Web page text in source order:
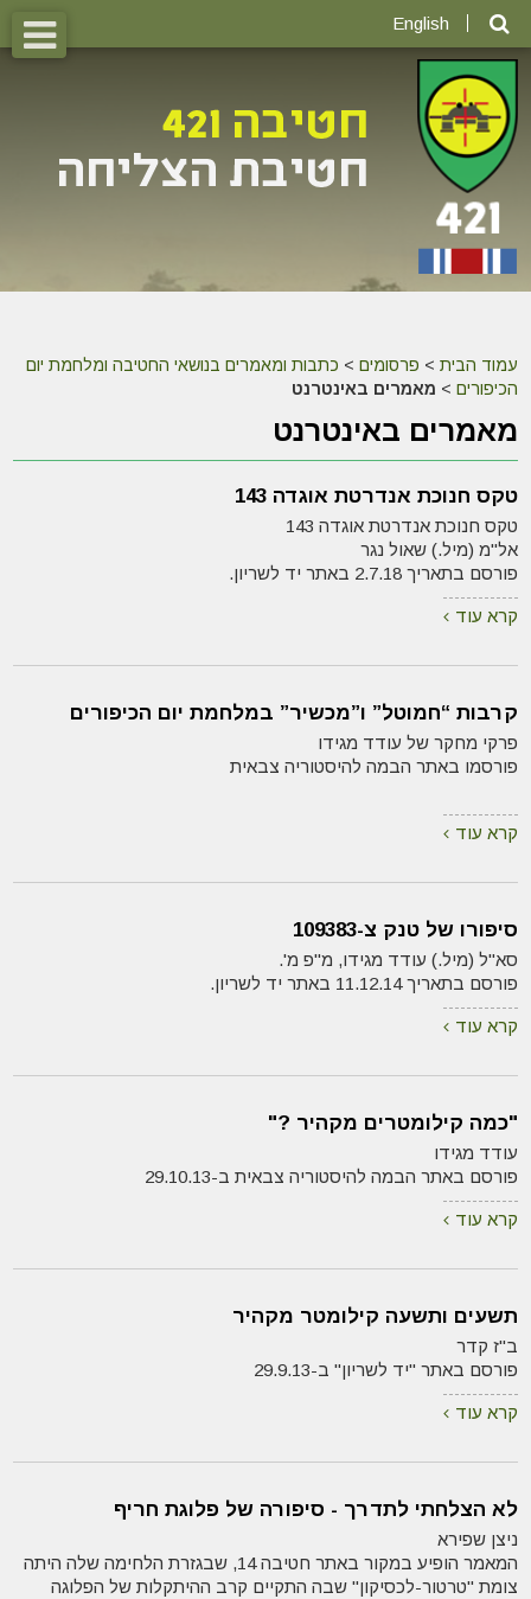
English
עמוד הבית > פרסומים > כתבות ומאמרים בנושאי החטיבה ומלחמת יום
הכיפורים > מאמרים באינטרנט
מאמרים באינטרנט
טקס חנוכת אנדרטת אוגדה 143
טקס חנוכת אנדרטת אוגדה 143
אל"מ (מיל.) שאול נגר
פורסם בתאריך 2.7.18 באתר יד לשריון.
קרא עוד
קרבות “חמוטל” ו”מכשיר” במלחמת יום הכיפורים
פרקי מחקר של עודד מגידו
פורסמו באתר הבמה להיסטוריה צבאית
קרא עוד
סיפורו של טנק צ-109383
סא"ל (מיל.) עודד מגידו, מ"פ מ'.
פורסם בתאריך 11.12.14 באתר יד לשריון.
קרא עוד
"כמה קילומטרים מקהיר ?"
עודד מגידו
פורסם באתר הבמה להיסטוריה צבאית ב-29.10.13
קרא עוד
תשעים ותשעה קילומטר מקהיר
ב"ז קדר
פורסם באתר "יד לשריון" ב-29.9.13
קרא עוד
לא הצלחתי לתדרך - סיפורה של פלוגת חריף
ניצן שפירא
המאמר הופיע במקור באתר חטיבה 14, שבגזרת הלחימה שלה היתה
צומת "טרטור-לכסיקון" שבה התקיים קרב ההיתקלות של הפלוגה